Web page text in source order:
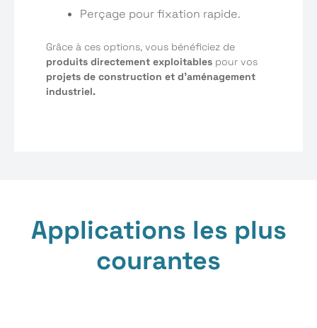
Perçage pour fixation rapide.
Grâce à ces options, vous bénéficiez de
produits directement exploitables pour vos
projets de construction et d’aménagement
industriel.
Applications les plus
courantes